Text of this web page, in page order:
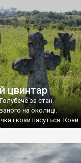
цвинтар
за стан
на околиці.
і кози пасуться. Кози
для старих кладовищ,
бо то улюблений
ціла колекція